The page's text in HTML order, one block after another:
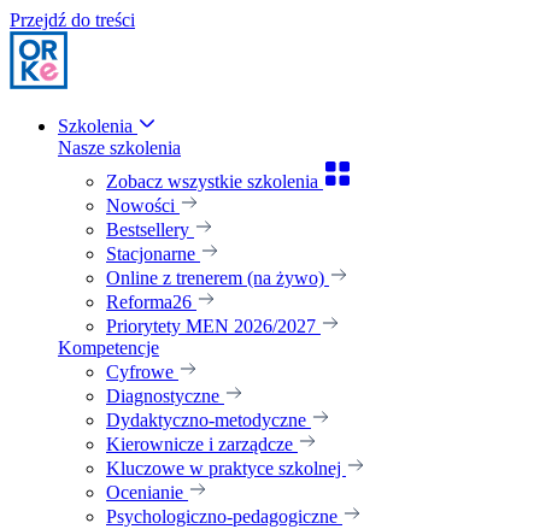
Przejdź do treści
Szkolenia
Nasze szkolenia
Zobacz wszystkie szkolenia
Nowości
Bestsellery
Stacjonarne
Online z trenerem (na żywo)
Reforma26
Priorytety MEN 2026/2027
Kompetencje
Cyfrowe
Diagnostyczne
Dydaktyczno-metodyczne
Kierownicze i zarządcze
Kluczowe w praktyce szkolnej
Ocenianie
Psychologiczno-pedagogiczne